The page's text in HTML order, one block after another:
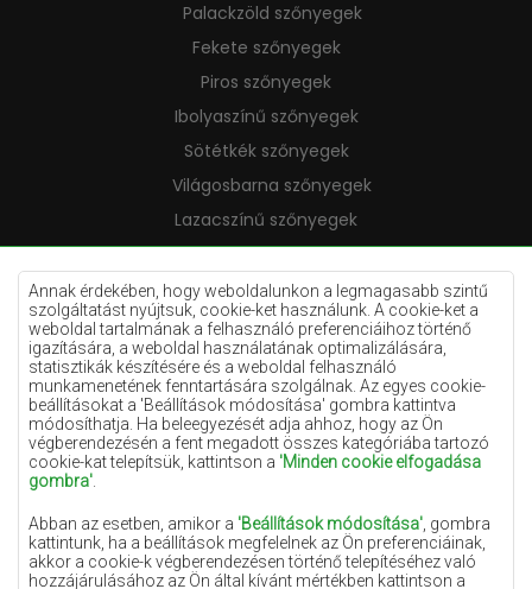
Annak érdekében, hogy weboldalunkon a legmagasabb szintű
szolgáltatást nyújtsuk, cookie-ket használunk. A cookie-ket a
weboldal tartalmának a felhasználó preferenciáihoz történő
igazítására, a weboldal használatának optimalizálására,
statisztikák készítésére és a weboldal felhasználó
munkamenetének fenntartására szolgálnak. Az egyes cookie-
beállításokat a 'Beállítások módosítása' gombra kattintva
módosíthatja. Ha beleegyezését adja ahhoz, hogy az Ön
végberendezésén a fent megadott összes kategóriába tartozó
cookie-kat telepítsük, kattintson a 'Minden cookie elfogadása
gombra'
Abban az esetben, amikor a 'Beállítások módosítása' , gombra
kattintunk, ha a beállítások megfelelnek az Ön preferenciáinak,
akkor a cookie-k végberendezésen történő telepítéséhez való
hozzájárulásához az Ön által kívánt mértékben kattintson a
Palackzöld szőnyegek
Fekete szőnyegek
Piros szőnyegek
Ibolyaszínű szőnyegek
Sötétkék szőnyegek
Világosbarna szőnyegek
Lazacszínű szőnyegek
Krémszínű szőnyegek
Lila szőnyegek
Sárga szőnyegek
Mentaszínű szőnyegek
Világoskék szőnyegek
Narancssárga szőnyegek
Rózsaszín szőnyegek
Terrakotta szőnyegek
Zöld szőnyegek